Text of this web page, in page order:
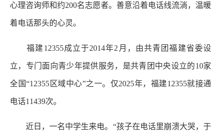
心理咨询师和约200名志愿者。善意沿着电话线流淌，温暖
着电话那头的心灵。
福建12355成立于2014年2月，由共青团福建省委设
立，专门面向青少年提供服务，是共青团中央设立的10家
全国“12355区域中心”之一。仅2025年，福建12355就接通
电话11439次。
近日，一名中学生来电。“孩子在电话里崩溃大哭，于